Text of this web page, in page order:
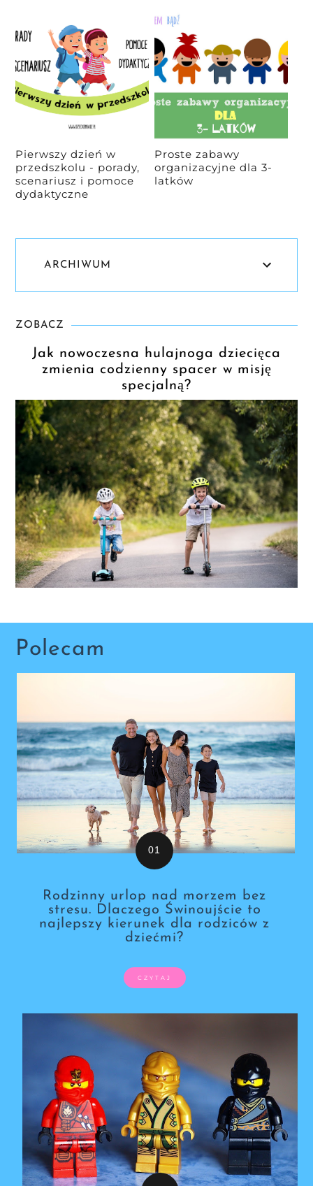
Pierwszy dzień w
przedszkolu - porady,
scenariusz i pomoce
dydaktyczne
Proste zabawy
organizacyjne dla 3-
latków
ARCHIWUM
ZOBACZ
Jak nowoczesna hulajnoga dziecięca
zmienia codzienny spacer w misję
specjalną?
Polecam
Rodzinny urlop nad morzem bez
stresu. Dlaczego Świnoujście to
najlepszy kierunek dla rodziców z
dziećmi?
CZYTAJ